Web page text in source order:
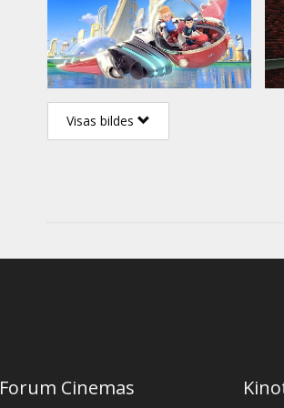
Visas bildes
Forum Cinemas